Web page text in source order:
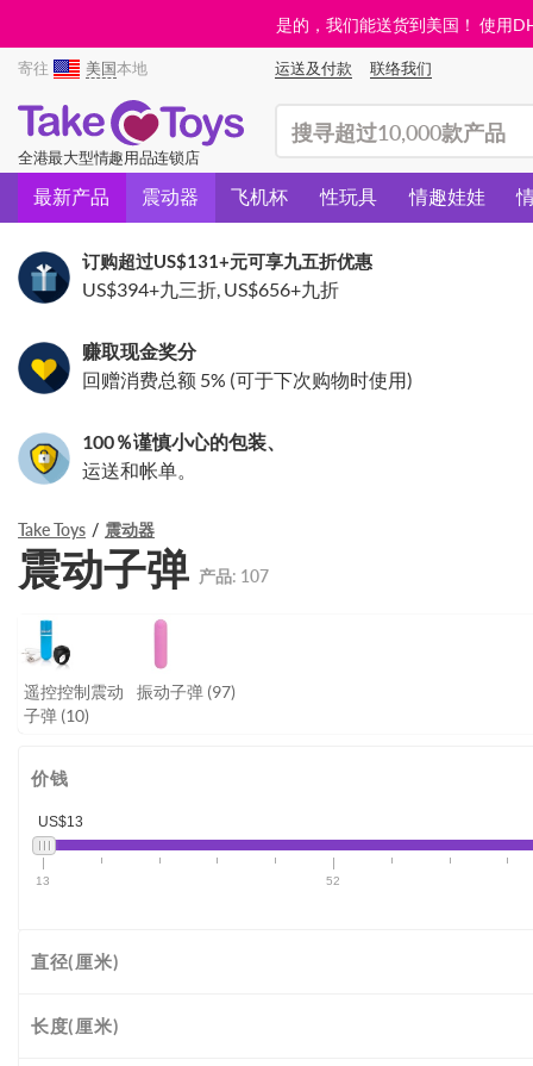
是的，我们能送货到美国！ 使用
寄往 美国本地 运送及付款 联络我们
全港最大型情趣用品连锁店
最新产品 震动器 飞机杯 性玩具 情趣娃娃
订购超过US$131+元可享九五折优惠
US$394+九三折, US$656+九折
赚取现金奖分
回赠消费总额 5% (可于下次购物时使用)
100％谨慎小心的包装、
运送和帐单。
Take Toys 震动器
震动子弹 产品: 107
遥控控制震动
子弹 (10)
振动子弹 (97)
价钱
US$13
13 52
直径(厘米)
长度(厘米)